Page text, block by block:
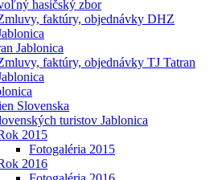
hasičský zbor
faktúry, objednávky DHZ
Jablonica
faktúry, objednávky TJ Tatran
Slovenska
turistov Jablonica
2015
Fotogaléria 2015
2016